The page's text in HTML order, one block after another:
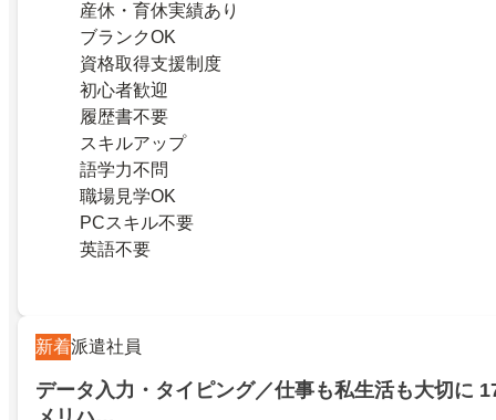
産休・育休実績あり
ブランクOK
資格取得支援制度
初心者歓迎
履歴書不要
スキルアップ
語学力不問
職場見学OK
PCスキル不要
英語不要
新着派遣社員
データ入力・タイピング／仕事も私生活も大切に